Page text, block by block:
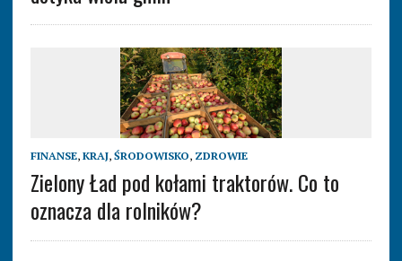
FINANSE, KRAJ, ŚRODOWISKO, ZDROWIE
Zielony Ład pod kołami traktorów. Co to
oznacza dla rolników?